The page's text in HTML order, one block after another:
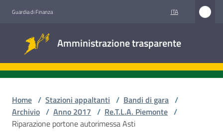
Guardia di Finanza ITA
Amministrazione trasparente
trasparente
Accesso
Home / Stazioni appaltanti / Bandi di gara /
Archivio / Anno 2017 / Re.T.L.A. Piemonte /
Riparazione portone autorimessa Asti